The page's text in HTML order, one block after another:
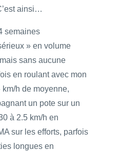
ainsi…
semaines
» en volume
sans aucune
en roulant avec mon
h de moyenne,
un pote sur un
à 2.5 km/h en
sur les efforts, parfois
longues en